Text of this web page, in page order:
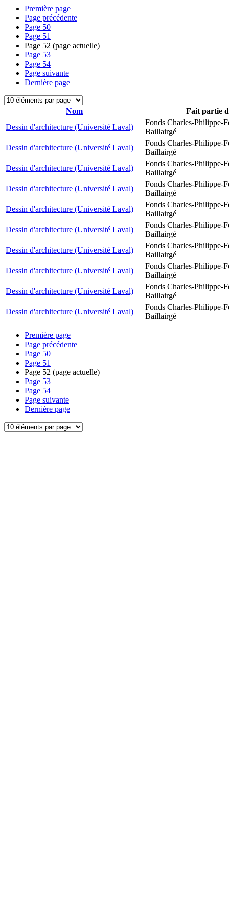
Première page
Page précédente
Page 50
Page 51
Page 52 (page actuelle)
Page 53
Page 54
Page suivante
Dernière page
Nom
Fait partie
Dessin d'architecture (Université Laval)
Fonds Charles-Philippe-
Baillairgé
Dessin d'architecture (Université Laval)
Fonds Charles-Philippe-
Baillairgé
Dessin d'architecture (Université Laval)
Fonds Charles-Philippe-
Baillairgé
Dessin d'architecture (Université Laval)
Fonds Charles-Philippe-
Baillairgé
Dessin d'architecture (Université Laval)
Fonds Charles-Philippe-
Baillairgé
Dessin d'architecture (Université Laval)
Fonds Charles-Philippe-
Baillairgé
Dessin d'architecture (Université Laval)
Fonds Charles-Philippe-
Baillairgé
Dessin d'architecture (Université Laval)
Fonds Charles-Philippe-
Baillairgé
Dessin d'architecture (Université Laval)
Fonds Charles-Philippe-
Baillairgé
Dessin d'architecture (Université Laval)
Fonds Charles-Philippe-
Baillairgé
Première page
Page précédente
Page 50
Page 51
Page 52 (page actuelle)
Page 53
Page 54
Page suivante
Dernière page